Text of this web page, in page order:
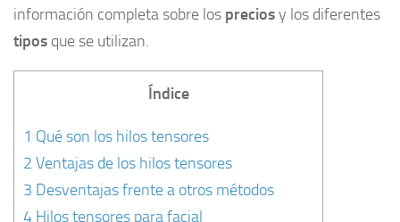
información completa sobre los preciosy los diferentes
tipos que se utilizan.
Índice
1 Qué son los hilos tensores
2 Ventajas de los hilos tensores
3 Desventajas frente a otros métodos
4 Hilos tensores para facial